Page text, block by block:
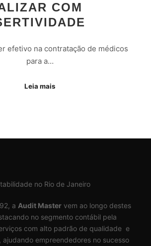
COM
efetivo na contratação de médicos
para a…
Leia mais
a Audit Mastervem ao longo destes
no segmento contábil pela
com alto padrão de qualidade e
ajudando empreendedores no sucesso